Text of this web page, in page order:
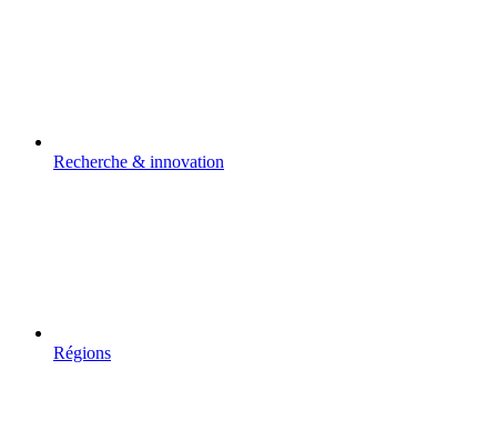
Recherche & innovation
Régions